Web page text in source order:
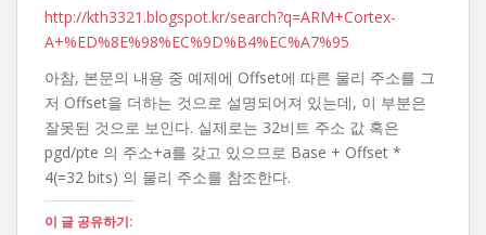
http://kth3321.blogspot.kr/search?q=ARM+Cortex-
A+%ED%8E%98%EC%9D%B4%EC%A7%95
아참, 본문의 내용 중 예제에 Offset에 따른 물리 주소를 그
저 Offset을 더하는 것으로 설명되어져 있는데, 이 부분은
잘못된 것으로 보인다. 실제로는 32비트 주소 값 혹은
pgd/pte 의 주소+a를 갖고 있으므로 Base + Offset *
4(=32 bits) 의 물리 주소를 참조한다.
이 글 공유하기: